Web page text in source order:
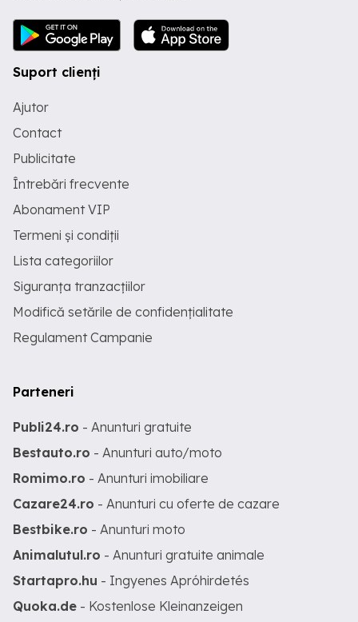
Suport clienți
Ajutor
Contact
Publicitate
Întrebări frecvente
Abonament VIP
Termeni și condiții
Lista categoriilor
Siguranța tranzacțiilor
Modifică setările de confidențialitate
Regulament Campanie
Parteneri
Publi24.ro - Anunturi gratuite
Bestauto.ro - Anunturi auto/moto
Romimo.ro - Anunturi imobiliare
Cazare24.ro - Anunturi cu oferte de cazare
Bestbike.ro - Anunturi moto
Animalutul.ro - Anunturi gratuite animale
Startapro.hu - Ingyenes Apróhirdetés
Quoka.de - Kostenlose Kleinanzeigen